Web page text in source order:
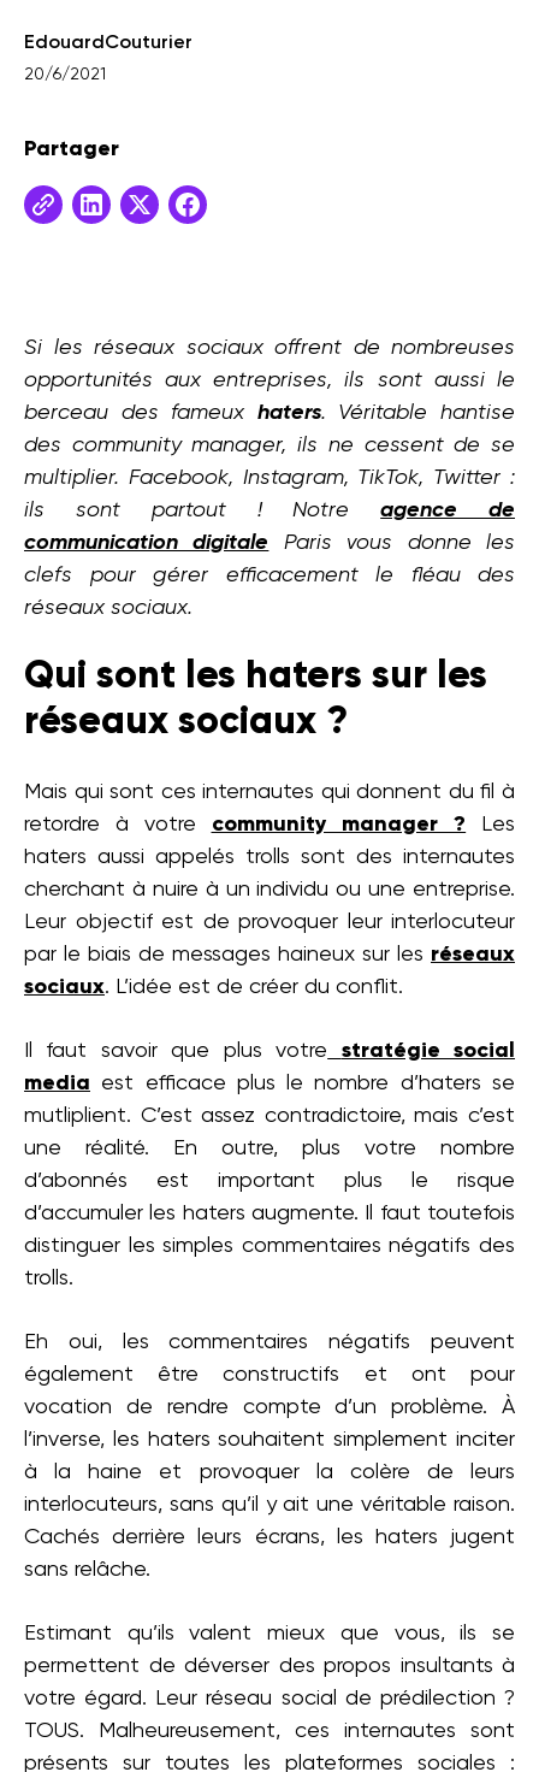
Edouard Couturier
20/6/2021
Partager
Si les réseaux sociaux offrent de nombreuses
opportunités aux entreprises, ils sont aussi le
berceau des fameux haters. Véritable hantise
des community manager, ils ne cessent de se
multiplier. Facebook, Instagram, TikTok, Twitter :
ils sont partout ! Notreagence de
communication digitale Paris vous donne les
clefs pour gérer efficacement le fléau des
réseaux sociaux.
Qui sont les haters sur les
réseaux sociaux ?
Mais qui sont ces internautes qui donnent du fil à
retordre à votre community manager ? Les
haters aussi appelés trolls sont des internautes
cherchant à nuire à un individu ou une entreprise.
Leur objectif est de provoquer leur interlocuteur
par le biais de messages haineux sur les réseaux
sociaux. L’idée est de créer du conflit.
Il faut savoir que plus votre
stratégie social
media est efficace plus le nombre d’haters se
mutliplient. C’est assez contradictoire, mais c’est
une réalité. En outre, plus votre nombre
d’abonnés est important plus le risque
d’accumuler les haters augmente. Il faut toutefois
distinguer les simples commentaires négatifs des
trolls.
Eh oui, les commentaires négatifs peuvent
également être constructifs et ont pour
vocation de rendre compte d’un problème. À
l’inverse, les haters souhaitent simplement inciter
à la haine et provoquer la colère de leurs
interlocuteurs, sans qu’il y ait une véritable raison.
Cachés derrière leurs écrans, les haters jugent
sans relâche.
Estimant qu’ils valent mieux que vous, ils se
permettent de déverser des propos insultants à
votre égard. Leur réseau social de prédilection ?
TOUS. Malheureusement, ces internautes sont
présents sur toutes les plateformes sociales :